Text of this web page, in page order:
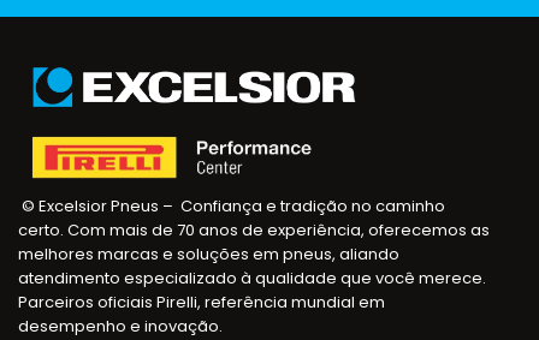
© Excelsior Pneus – Confiança e tradição no caminho
certo. Com mais de 70 anos de experiência, oferecemos as
melhores marcas e soluções em pneus, aliando
atendimento especializado à qualidade que você merece.
Parceiros oficiais Pirelli, referência mundial em
desempenho e inovação.